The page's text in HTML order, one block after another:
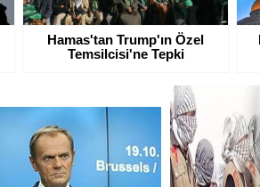
Hamas'tan Trump'ın Özel
Temsilcisi'ne Tepki